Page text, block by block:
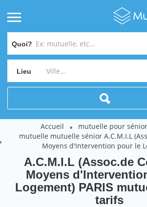
Quoi?
Lieu
Accueil
mutuelle pour
mutuelle mutuelle sénior A.C.M.I.L
Moyens d'Intervention pour le
A.C.M.I.L (Assoc.de
Moyens
Logement) PARIS
tarifs